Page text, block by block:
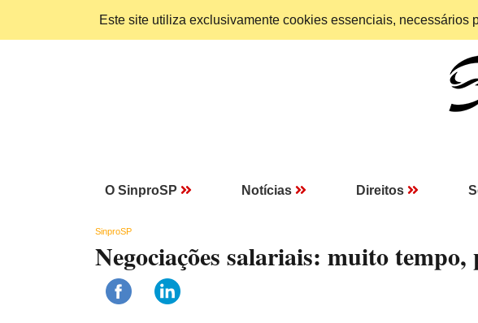
Este site utiliza exclusivamente cookies essenciais,
O SinproSP Notícias Direitos
SinproSP
Negociações salariais: muito tempo,